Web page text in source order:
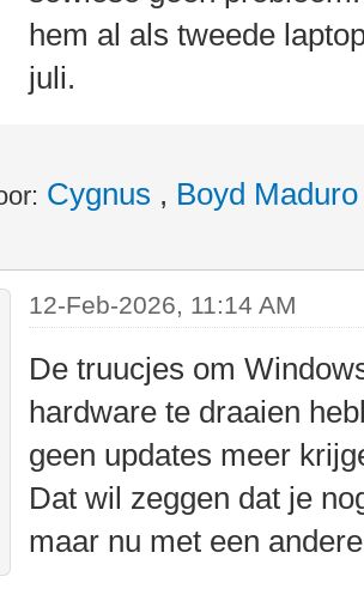
hem al als tweede
juli.
Cygnus , Boyd Maduro
12-Feb-2026, 11:14 AM
De truucjes om
hardware te draaien
geen updates meer
Dat wil zeggen dat je
maar nu met een